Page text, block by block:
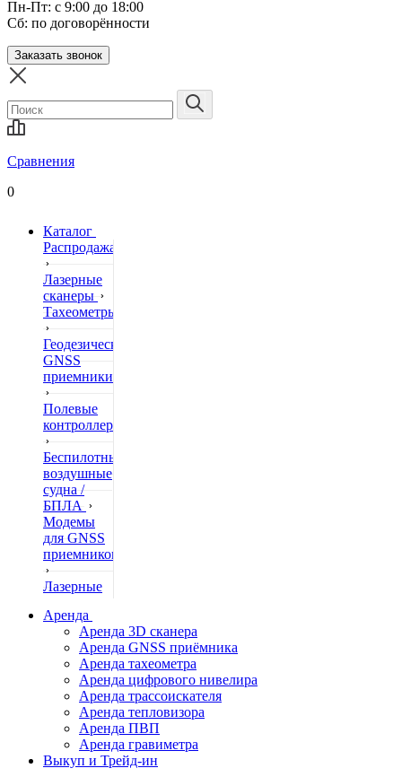
Пн-Пт: с 9:00 до 18:00
Сб: по договорённости
Заказать звонок
Сравнения
0
Каталог
Распродажа
Лазерные
сканеры
Тахеометры
Геодезические
GNSS
приемники
Полевые
контроллеры
Беспилотные
воздушные
судна /
БПЛА
Модемы
для GNSS
приемников
Лазерные
Нивелиры
Теодолиты
Трассоискатели
Неразрушающий
контроль
Аксессуары
Аренда
Аренда 3D сканера
Аренда GNSS приёмника
Аренда тахеометра
Аренда цифрового нивелира
Аренда трассоискателя
Аренда тепловизора
Аренда ПВП
Аренда гравиметра
Выкуп и Трейд-ин